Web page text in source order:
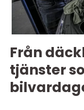
Från
tjänster